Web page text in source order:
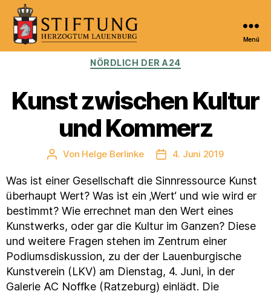
Kulturportal
Herzogtum
Lauenburg
Menü
Kategorien
NÖRDLICH DER A24
Kunst zwischen Kultur
und Kommerz
Beitragsautor
Von Helge Berlinke Veröffentlichungsdatum
4. Juni 2019
Was ist einer Gesellschaft die Sinnressource Kunst
überhaupt Wert? Was ist ein ‚Wert‘ und wie wird er
bestimmt? Wie errechnet man den Wert eines
Kunstwerks, oder gar die Kultur im Ganzen? Diese
und weitere Fragen stehen im Zentrum einer
Podiumsdiskussion, zu der der Lauenburgische
Kunstverein (LKV) am Dienstag, 4. Juni, in der
Galerie AC Noffke (Ratzeburg) einlädt. Die